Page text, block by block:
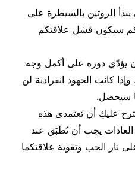
الروتين بالسيطرة على
سيكون فشل علاقتكم
يؤدّي دوره على أكمل وجه
كانت الجهود انفرادية لن
سيحصل.
عليكِ أن تعتمدي هذه
العادات يجب أن تُطَبَق عند
نار الحب وتقوية علاقتكما